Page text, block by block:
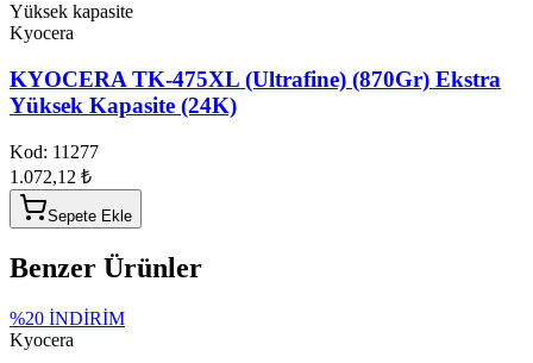
Yüksek kapasite
Kyocera
KYOCERA TK-475XL (Ultrafine) (870Gr) Ekstra
Yüksek Kapasite (24K)
Kod: 11277
1.072,12 ₺
Sepete Ekle
Benzer Ürünler
%20 İNDİRİM
Kyocera